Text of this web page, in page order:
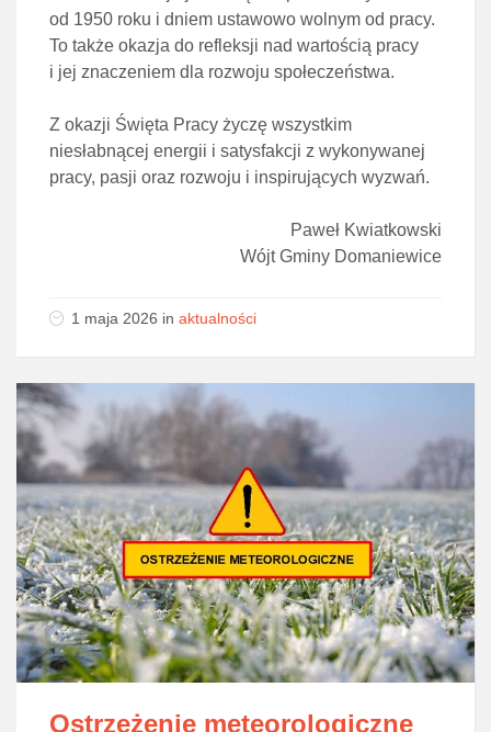
od 1950 roku i dniem ustawowo wolnym od pracy.
To także okazja do refleksji nad wartością pracy
i jej znaczeniem dla rozwoju społeczeństwa.
Z okazji Święta Pracy życzę wszystkim
niesłabnącej energii i satysfakcji z wykonywanej
pracy, pasji oraz rozwoju i inspirujących wyzwań.
Paweł Kwiatkowski
Wójt Gminy Domaniewice
1 maja 2026 in aktualności
Ostrzeżenie meteorologiczne